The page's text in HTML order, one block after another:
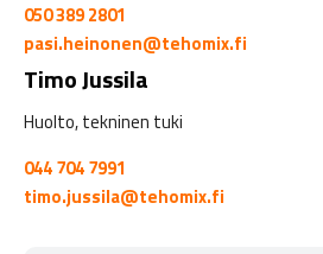
050 389 2801
pasi.heinonen@tehomix.fi
Timo Jussila
Huolto, tekninen tuki
044 704 7991
timo.jussila@tehomix.fi